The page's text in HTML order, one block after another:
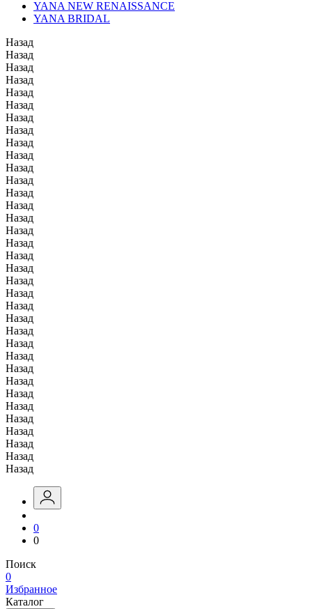
YANA NEW RENAISSANCE
YANA BRIDAL
Назад
Назад
Назад
Назад
Назад
Назад
Назад
Назад
Назад
Назад
Назад
Назад
Назад
Назад
Назад
Назад
Назад
Назад
Назад
Назад
Назад
Назад
Назад
Назад
Назад
Назад
Назад
Назад
Назад
Назад
Назад
Назад
Назад
Назад
Назад
0
0
Поиск
0
Избранное
Каталог